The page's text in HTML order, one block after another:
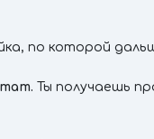
по которой
Ты получаешь